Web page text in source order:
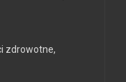
zdrowotne,